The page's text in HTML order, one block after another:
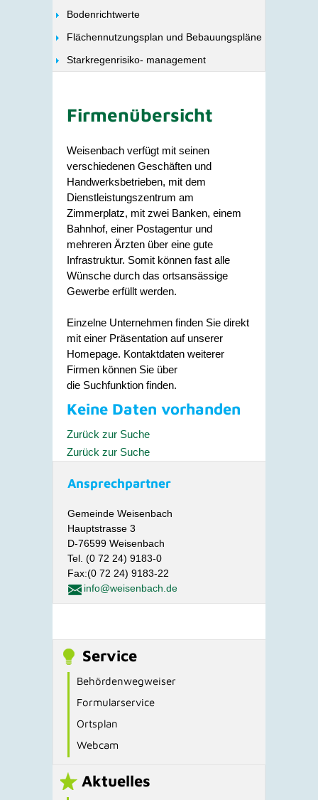
Bodenrichtwerte
Flächennutzungsplan und Bebauungspläne
Starkregenrisiko- management
Firmenübersicht
Weisenbach verfügt mit seinen
verschiedenen Geschäften und
Handwerksbetrieben, mit dem
Dienstleistungszentrum am
Zimmerplatz, mit zwei Banken, einem
Bahnhof, einer Postagentur und
mehreren Ärzten über eine gute
Infrastruktur. Somit können fast alle
Wünsche durch das ortsansässige
Gewerbe erfüllt werden.
Einzelne Unternehmen finden Sie direkt
mit einer Präsentation auf unserer
Homepage. Kontaktdaten weiterer
Firmen können Sie über
die Suchfunktion finden.
Keine Daten vorhanden
Zurück zur Suche
Zurück zur Suche
Ansprechpartner
Gemeinde Weisenbach
Hauptstrasse 3
D-76599 Weisenbach
Tel. (0 72 24) 9183-0
Fax:(0 72 24) 9183-22
info@weisenbach.de
Service
Behördenwegweiser
Formularservice
Ortsplan
Webcam
Aktuelles